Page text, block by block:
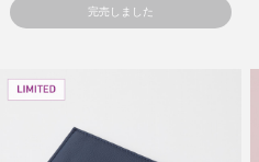
完売しました